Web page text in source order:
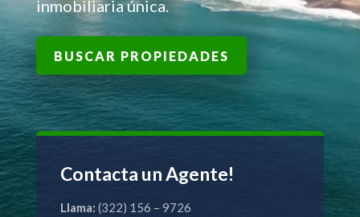
inmobiliaria única.
BUSCAR PROPIEDADES
Contacta un Agente!
Llama: (322) 156 – 9726